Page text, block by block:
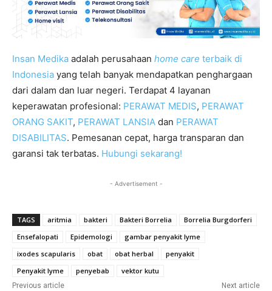
Insan Medika adalah perusahaan home care terbaik di
Indonesia yang telah banyak mendapatkan penghargaan
dari dalam dan luar negeri. Terdapat 4 layanan
keperawatan profesional: PERAWAT MEDIS, PERAWAT
ORANG SAKIT, PERAWAT LANSIA dan PERAWAT
DISABILITAS. Pemesanan cepat, harga transparan dan
garansi tak terbatas. Hubungi sekarang!
- Advertisement -
TAGS aritmia bakteri Bakteri Borrelia
Borrelia Burgdorferi
Ensefalopati
Epidemologi
gambar penyakit lyme
ixodes scapularis
obat obat herbal
penyakit
Penyakit lyme
penyebab vektor kutu
Previous article Next article